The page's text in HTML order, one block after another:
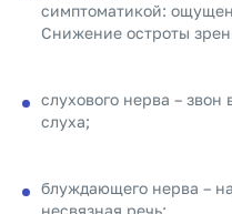
симптоматикой:
Снижение остроты
слухового нерва –
слуха;
блуждающего нерва –
несвязная речь;